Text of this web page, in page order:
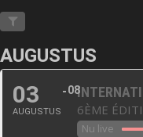
AUGUSTUS
03
AUGUSTUS
08
6ÈME
Nu live